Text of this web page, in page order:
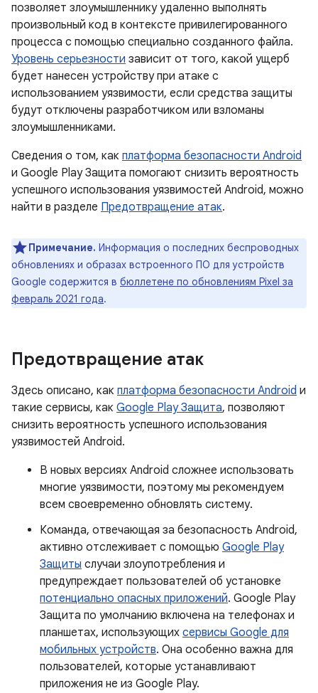
позволяет злоумышленнику удаленно выполнять
произвольный код в контексте привилегированного
процесса с помощью специально созданного файла.
Уровень серьезности зависит от того, какой ущерб
будет нанесен устройству при атаке с
использованием уязвимости, если средства защиты
будут отключены разработчиком или взломаны
злоумышленниками.
Сведения о том, как платформа безопасности Android
и Google Play Защита помогают снизить вероятность
успешного использования уязвимостей Android, можно
найти в разделе Предотвращение атак.
Примечание. Информация о последних беспроводных
обновлениях и образах встроенного ПО для устройств
Google содержится в бюллетене по обновлениям Pixel за
февраль 2021 года.
Предотвращение атак
Здесь описано, как платформа безопасности Android и
такие сервисы, как Google Play Защита, позволяют
снизить вероятность успешного использования
уязвимостей Android.
В новых версиях Android сложнее использовать
многие уязвимости, поэтому мы рекомендуем
всем своевременно обновлять систему.
Команда, отвечающая за безопасность Android,
активно отслеживает с помощью Google Play
Защиты случаи злоупотребления и
предупреждает пользователей об установке
потенциально опасных приложений. Google Play
Защита по умолчанию включена на телефонах и
планшетах, использующих сервисы Google для
мобильных устройств. Она особенно важна для
пользователей, которые устанавливают
приложения не из Google Play.